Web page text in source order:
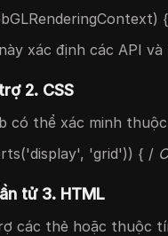
xác định các API
2. CSS
có thể xác minh
'grid')) { /
tử 3. HTML
các thẻ hoặc thuộc